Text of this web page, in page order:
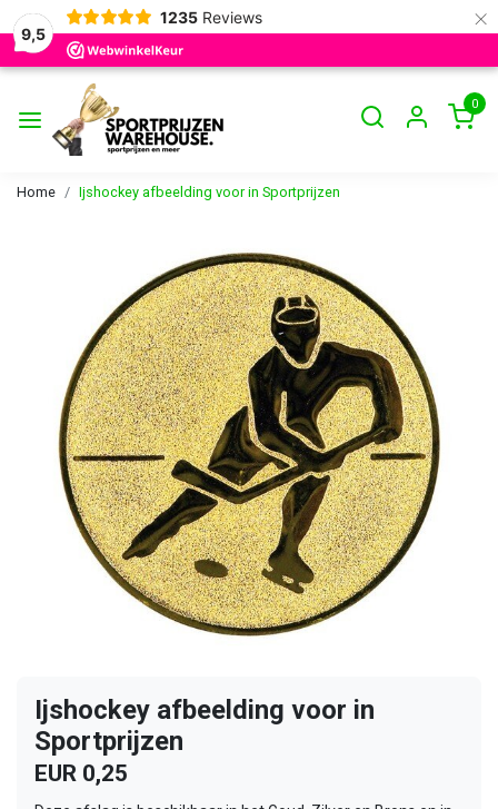
9,5
1235 Reviews ×
0
Home Ijshockey afbeelding voor in Sportprijzen
Ijshockey afbeelding voor in
Sportprijzen
EUR 0,25